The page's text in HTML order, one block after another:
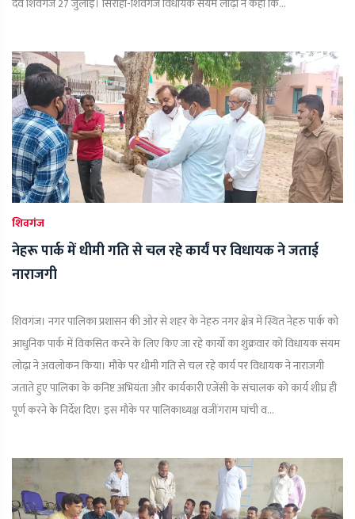
शिवगंज
नेहरू पार्क में धीमी गति से चल रहे कार्यं पर विधायक ने जताई
नाराजगी
शिवगंज। नगर पालिका प्रशासन की ओर से शहर के नेहरु नगर क्षेत्र में स्थित नेहरु पार्क को
आधुनिक पार्क में विकसित करने के लिए किए जा रहे कार्यो का शुक्रवार को विधायक संयम
लोढ़ा ने अवलोकन किया। मौके पर धीमी गति से चल रहे कार्य पर विधायक ने नाराजगी
जताते हुए पालिका के कनिष्ट अभियंता और कार्यकारी एजेंसी के संचालक को कार्य शीघ्र ही
पूर्ण करने के निर्देश दिए। इस मौके पर पालिकाध्यक्ष वजींगराम घांची व...